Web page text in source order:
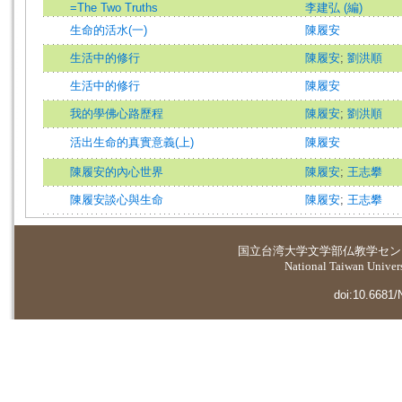
=The Two Truths
李建弘 (編)
生命的活水(一)
陳履安
生活中的修行 陳履安; 劉洪順
生活中的修行 陳履安
我的學佛心路歷程 陳履安; 劉洪順
活出生命的真實意義(上) 陳履安
陳履安的內心世界 陳履安; 王志攀
陳履安談心與生命 陳履安; 王志攀
国立台湾大学文学部仏教学セ
National Taiwan
doi:10.6681/